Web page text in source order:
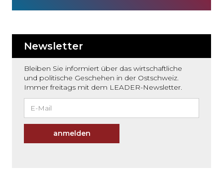
Newsletter
Bleiben Sie informiert über das wirtschaftliche
und politische Geschehen in der Ostschweiz.
Immer freitags mit dem LEADER-Newsletter.
anmelden